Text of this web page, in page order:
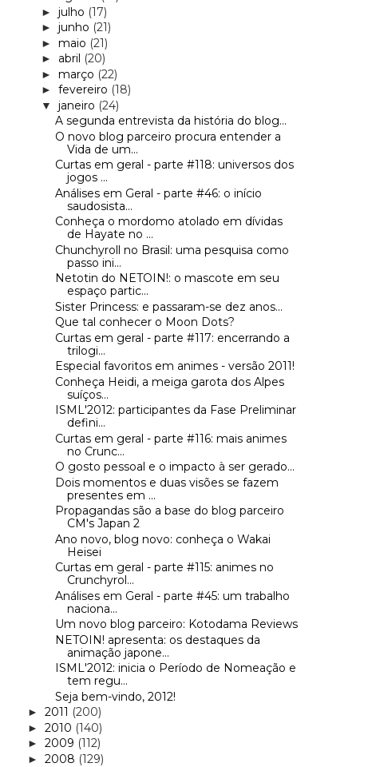
► julho (17)
► junho (21)
► maio (21)
► abril (20)
► março (22)
► fevereiro (18)
▼ janeiro (24)
A segunda entrevista da história do blog...
O novo blog parceiro procura entender a
Vida de um...
Curtas em geral - parte #118: universos dos
jogos ...
Análises em Geral - parte #46: o início
saudosista...
Conheça o mordomo atolado em dívidas
de Hayate no ...
Chunchyroll no Brasil: uma pesquisa como
passo ini...
Netotin do NETOIN!: o mascote em seu
espaço partic...
Sister Princess: e passaram-se dez anos...
Que tal conhecer o Moon Dots?
Curtas em geral - parte #117: encerrando a
trilogi...
Especial favoritos em animes - versão 2011!
Conheça Heidi, a meiga garota dos Alpes
suíços...
ISML'2012: participantes da Fase Preliminar
defini...
Curtas em geral - parte #116: mais animes
no Crunc...
O gosto pessoal e o impacto à ser gerado...
Dois momentos e duas visões se fazem
presentes em ...
Propagandas são a base do blog parceiro
CM's Japan 2
Ano novo, blog novo: conheça o Wakai
Heisei
Curtas em geral - parte #115: animes no
Crunchyrol...
Análises em Geral - parte #45: um trabalho
naciona...
Um novo blog parceiro: Kotodama Reviews
NETOIN! apresenta: os destaques da
animação japone...
ISML'2012: inicia o Período de Nomeação e
tem regu...
Seja bem-vindo, 2012!
► 2011 (200)
► 2010 (140)
► 2009 (112)
► 2008 (129)